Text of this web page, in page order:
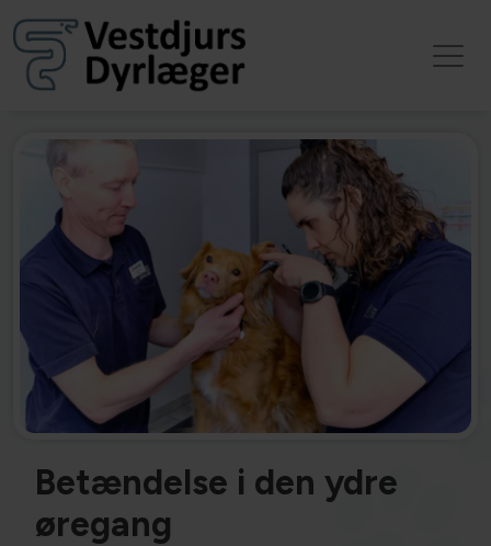
Betændelse i den ydre
øregang